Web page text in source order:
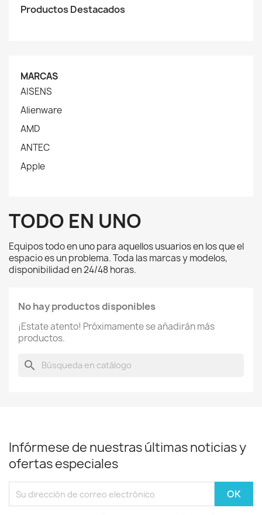
Productos Destacados
MARCAS
AISENS
Alienware
AMD
ANTEC
Apple
TODO EN UNO
Equipos todo en uno para aquellos usuarios en los que el
espacio es un problema. Toda las marcas y modelos,
disponibilidad en 24/48 horas.
No hay productos disponibles
¡Estate atento! Próximamente se añadirán más
productos.
search
Infórmese de nuestras últimas noticias y
ofertas especiales